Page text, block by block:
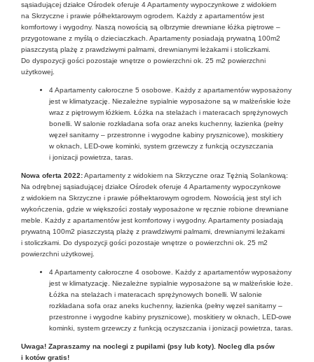
sąsiadującej działce Ośrodek oferuje 4 Apartamenty wypoczynkowe z widokiem
na Skrzyczne i prawie półhektarowym ogrodem. Każdy z apartamentów jest
komfortowy i wygodny. Naszą nowością są olbrzymie drewniane łóżka piętrowe –
przygotowane z myślą o dzieciaczkach. Apartamenty posiadają prywatną 100m2
piaszczystą plażę z prawdziwymi palmami, drewnianymi leżakami i stoliczkami.
Do dyspozycji gości pozostaje wnętrze o powierzchni ok. 25 m2 powierzchni
użytkowej.
4 Apartamenty całoroczne 5 osobowe. Każdy z apartamentów wyposażony
jest w klimatyzację. Niezależne sypialnie wyposażone są w małżeńskie łoże
wraz z piętrowym łóżkiem. Łóżka na stelażach i materacach sprężynowych
bonelli. W salonie rozkładana sofa oraz aneks kuchenny, łazienka (pełny
węzeł sanitarny – przestronne i wygodne kabiny prysznicowe), moskitiery
w oknach, LED-owe kominki, system grzewczy z funkcją oczyszczania
i jonizacji powietrza, taras.
Nowa oferta 2022:Apartamenty z widokiem na Skrzyczne oraz Tężnią Solankową:
Na odrębnej sąsiadującej działce Ośrodek oferuje 4 Apartamenty wypoczynkowe
z widokiem na Skrzyczne i prawie półhektarowym ogrodem. Nowością jest styl ich
wykończenia, gdzie w większości zostały wyposażone w ręcznie robione drewniane
meble. Każdy z apartamentów jest komfortowy i wygodny. Apartamenty posiadają
prywatną 100m2 piaszczystą plażę z prawdziwymi palmami, drewnianymi leżakami
i stoliczkami. Do dyspozycji gości pozostaje wnętrze o powierzchni ok. 25 m2
powierzchni użytkowej.
4 Apartamenty całoroczne 4 osobowe. Każdy z apartamentów wyposażony
jest w klimatyzację. Niezależne sypialnie wyposażone są w małżeńskie łoże.
Łóżka na stelażach i materacach sprężynowych bonelli. W salonie
rozkładana sofa oraz aneks kuchenny, łazienka (pełny węzeł sanitarny –
przestronne i wygodne kabiny prysznicowe), moskitiery w oknach, LED-owe
kominki, system grzewczy z funkcją oczyszczania i jonizacji powietrza, taras.
Uwaga! Zapraszamy na noclegi z pupilami (psy lub koty). Nocleg dla psów
i kotów gratis!